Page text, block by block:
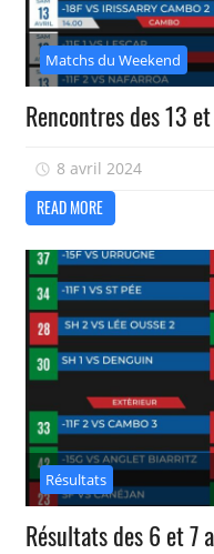
Matchs du Weekend
Rencontres des 13
8 avril 2024
READ MORE
Résultats
Résultats des 6 et 7